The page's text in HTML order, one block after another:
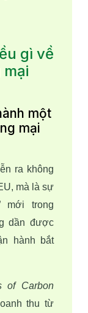
gì về
một
mại
ra không
mà là sự
mới trong
dần được
hành bắt
of Carbon
thu từ